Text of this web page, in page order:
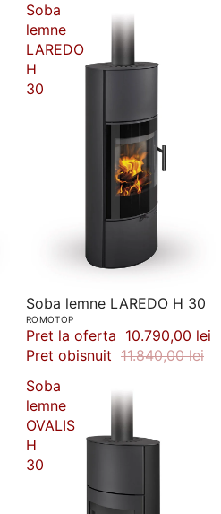
Soba
lemne
LAREDO
H
30
-9%
Soba lemne LAREDO H 30
ROMOTOP
Pret la oferta 10.790,00 lei
Pret obisnuit 11.840,00 lei
Soba
lemne
OVALIS
H
30